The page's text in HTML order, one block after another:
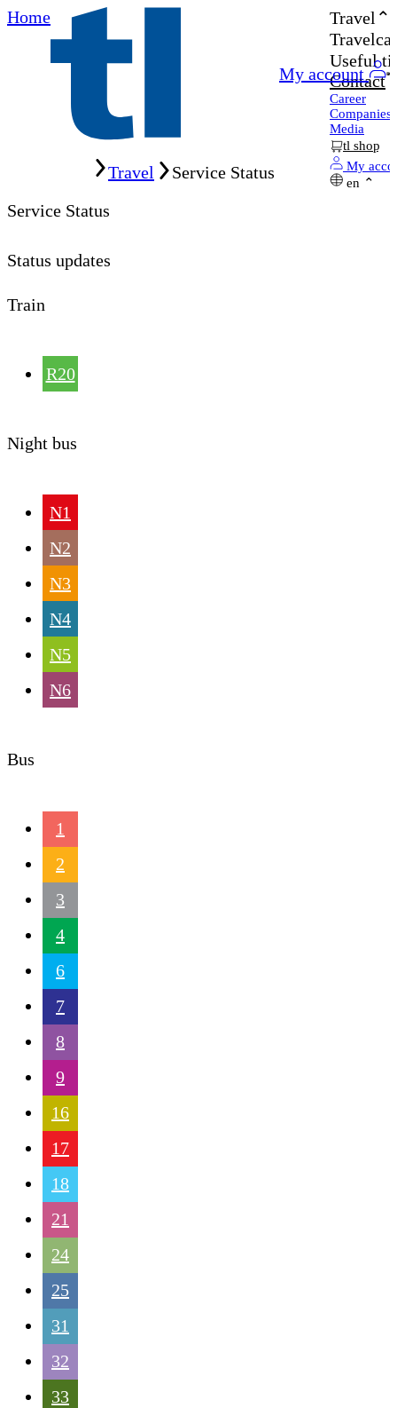
Home
My account
Travel
Useful
Contact
Career
Companies
Media
tl shop
My
en
Travel
Service Status
Service Status
Status updates
Train
R20
Night bus
N1
N2
N3
N4
N5
N6
Bus
1
2
3
4
6
7
8
9
16
17
18
21
24
25
31
32
33